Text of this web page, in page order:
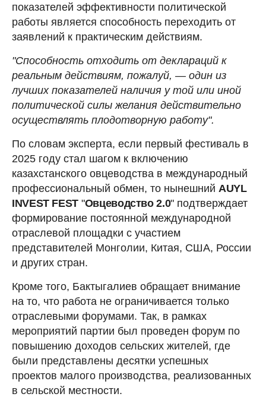
показателей эффективности политической
работы является способность переходить от
заявлений к практическим действиям.
"Способность отходить от деклараций к
реальным действиям, пожалуй, — один из
лучших показателей наличия у той или иной
политической силы желания действительно
осуществлять плодотворную работу".
По словам эксперта, если первый фестиваль в
2025 году стал шагом к включению
казахстанского овцеводства в международный
профессиональный обмен, то нынешний AUYL
INVEST FEST "Овцеводство 2.0" подтверждает
формирование постоянной международной
отраслевой площадки с участием
представителей Монголии, Китая, США, России
и других стран.
Кроме того, Бактыгалиев обращает внимание
на то, что работа не ограничивается только
отраслевыми форумами. Так, в рамках
мероприятий партии был проведен форум по
повышению доходов сельских жителей, где
были представлены десятки успешных
проектов малого производства, реализованных
в сельской местности.